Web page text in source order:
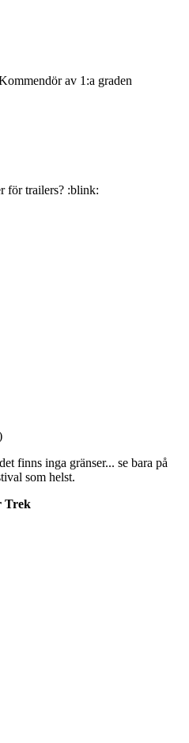
för trailers? :blink:
finns inga gränser... se bara på
som helst.
Trek